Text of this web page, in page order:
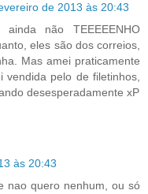
de 2013 às 20:43
não TEEEEENHO
eles são dos correios,
Mas amei praticamente
vendida pelo de filetinhos,
desesperadamente xP
às 20:43
nao quero nenhum, ou só